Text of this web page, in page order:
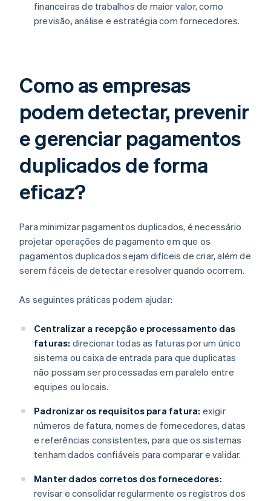
financeiras de trabalhos de maior valor, como
previsão, análise e estratégia com fornecedores.
Como as empresas
podem detectar, prevenir
e gerenciar pagamentos
duplicados de forma
eficaz?
Para minimizar pagamentos duplicados, é necessário
projetar operações de pagamento em que os
pagamentos duplicados sejam difíceis de criar, além de
serem fáceis de detectar e resolver quando ocorrem.
As seguintes práticas podem ajudar:
Centralizar a recepção e processamento das
faturas: direcionar todas as faturas por um único
sistema ou caixa de entrada para que duplicatas
não possam ser processadas em paralelo entre
equipes ou locais.
Padronizar os requisitos para fatura: exigir
números de fatura, nomes de fornecedores, datas
e referências consistentes, para que os sistemas
tenham dados confiáveis para comparar e validar.
Manter dados corretos dos fornecedores:
revisar e consolidar regularmente os registros dos